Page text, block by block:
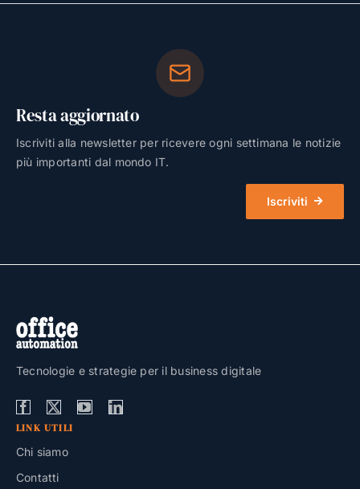
Resta aggiornato
Iscriviti alla newsletter per ricevere ogni settimana le notizie
più importanti dal mondo IT.
Iscriviti
Tecnologie e strategie per il business digitale
LINK UTILI
Chi siamo
Contatti